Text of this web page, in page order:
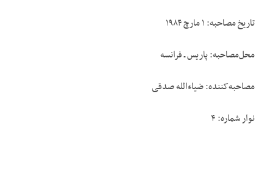
تاریخ مصاحبه: ۱ مارچ ۱۹۸۴
محل‌مصاحبه: پاریس ـ فرانسه
مصاحبه‌کننده: ضیاءالله صدقی
نوار شماره: ۴